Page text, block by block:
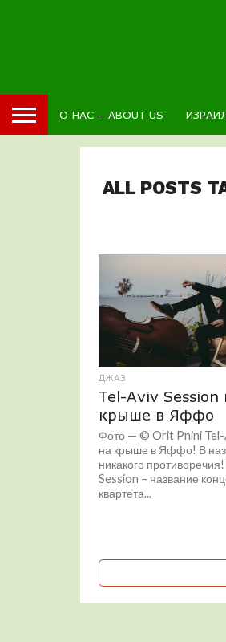
О НАС – ABOUT US
ALL POSTS
ДЖАЗ
Tel-Aviv Session
крыше в Яффо
Фото — © Orit Pnini Tel-
на крыше в Яффо! В
никакого
Session – название
квартета...